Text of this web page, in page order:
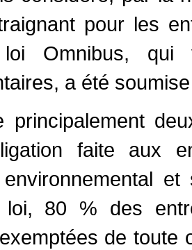
pour les
Omnibus, qui
a été
principalement
faite aux
environnemental
loi, 80 % des
de toute